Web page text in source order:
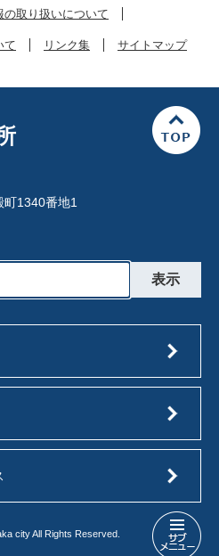
市
の取り扱いについて
て リンク集 サイトマップ
1340番地1
city All Rights Reserved.